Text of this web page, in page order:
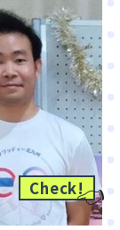
Check!👈